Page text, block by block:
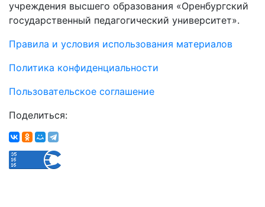
учреждения высшего образования «Оренбургский
государственный педагогический университет».
Правила и условия использования материалов
Политика конфиденциальности
Пользовательское соглашение
Поделиться: